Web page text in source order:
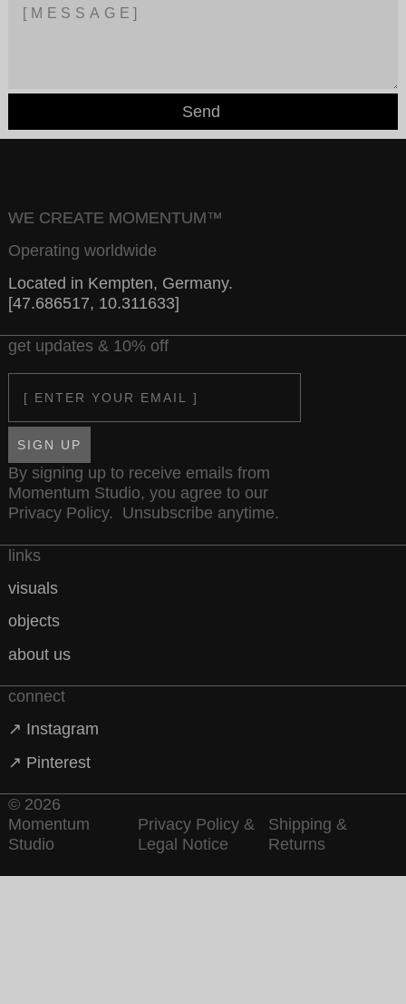
Send
WE CREATE MOMENTUM™
Operating worldwide
Located in Kempten, Germany.
[47.686517, 10.311633]
get updates & 10% off
SIGN UP
By signing up to receive emails from
Momentum Studio, you agree to our
Privacy Policy. Unsubscribe anytime.
links
visuals
objects
about us
connect
↗ Instagram
↗ Pinterest
© 2026
Momentum
Studio
Privacy Policy &
Legal Notice
Shipping &
Returns